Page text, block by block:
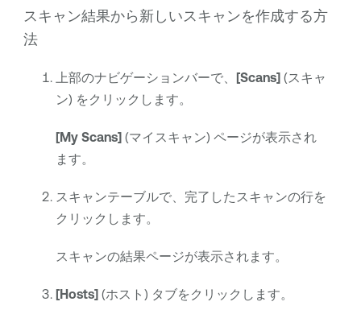
スキャン結果から新しいスキャンを作成する方
法
上部のナビゲーションバーで、 [Scans] (スキャ
ン) をクリックします。
[My Scans] (マイスキャン) ページが表示され
ます。
スキャンテーブルで、完了したスキャンの行を
クリックします。
スキャンの結果ページが表示されます。
[Hosts] (ホスト) タブをクリックします。